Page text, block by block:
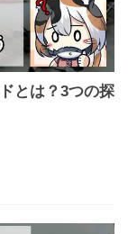
とは？3つの探